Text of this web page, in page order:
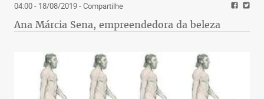
04:00 - 18/08/2019- Compartilhe
Ana Márcia Sena, empreendedora da beleza